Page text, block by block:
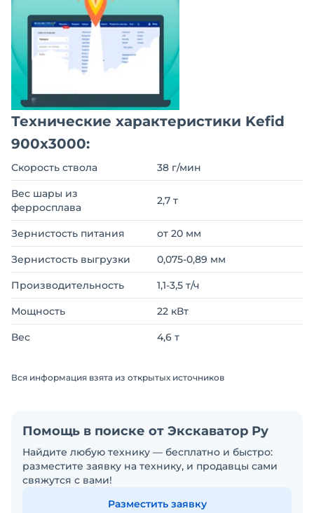
Технические характеристики Kefid
900х3000:
Скорость ствола 38 г/мин
Вес шары из
ферросплава
2,7 т
Зернистость питания от 20 мм
Зернистость выгрузки 0,075-0,89 мм
Производительность 1,1-3,5 т/ч
Мощность 22 кВт
Вес 4,6 т
Вся информация взята из открытых источников
Помощь в поиске от Экскаватор Ру
Найдите любую технику — бесплатно и быстро:
разместите заявку на технику, и продавцы сами
свяжутся с вами!
Разместить заявку